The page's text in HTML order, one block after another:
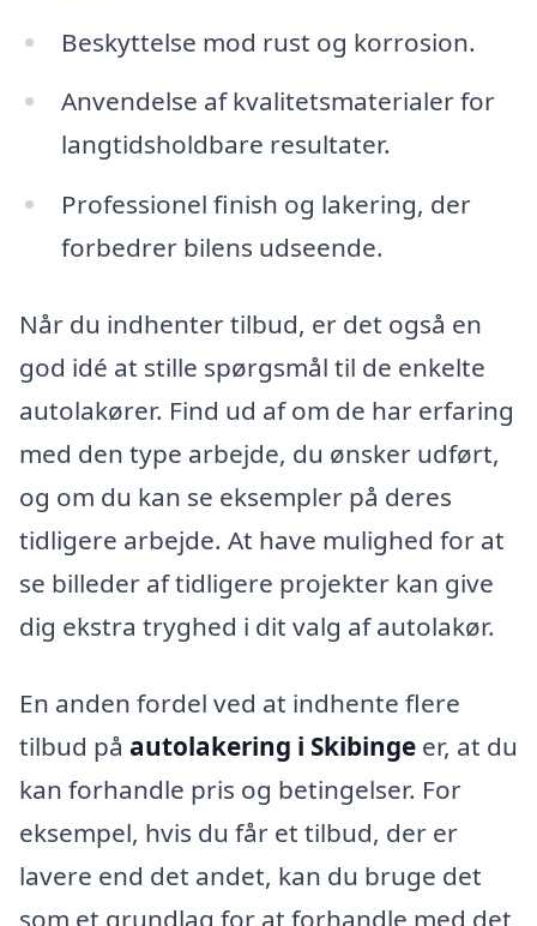
Beskyttelse mod rust og korrosion.
Anvendelse af kvalitetsmaterialer for
langtidsholdbare resultater.
Professionel finish og lakering, der
forbedrer bilens udseende.
Når du indhenter tilbud, er det også en
god idé at stille spørgsmål til de enkelte
autolakører. Find ud af om de har erfaring
med den type arbejde, du ønsker udført,
og om du kan se eksempler på deres
tidligere arbejde. At have mulighed for at
se billeder af tidligere projekter kan give
dig ekstra tryghed i dit valg af autolakør.
En anden fordel ved at indhente flere
tilbud på autolakering i Skibinge er, at du
kan forhandle pris og betingelser. For
eksempel, hvis du får et tilbud, der er
lavere end det andet, kan du bruge det
som et grundlag for at forhandle med det